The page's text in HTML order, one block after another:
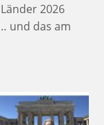
2026
und das am